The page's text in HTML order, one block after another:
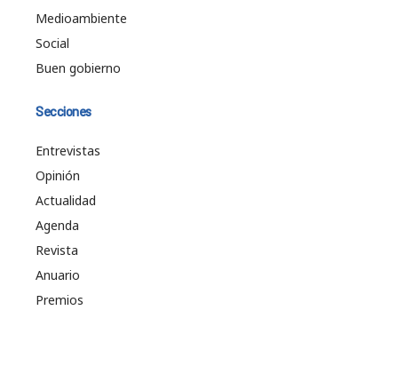
Medioambiente
Social
Buen gobierno
Secciones
Entrevistas
Opinión
Actualidad
Agenda
Revista
Anuario
Premios